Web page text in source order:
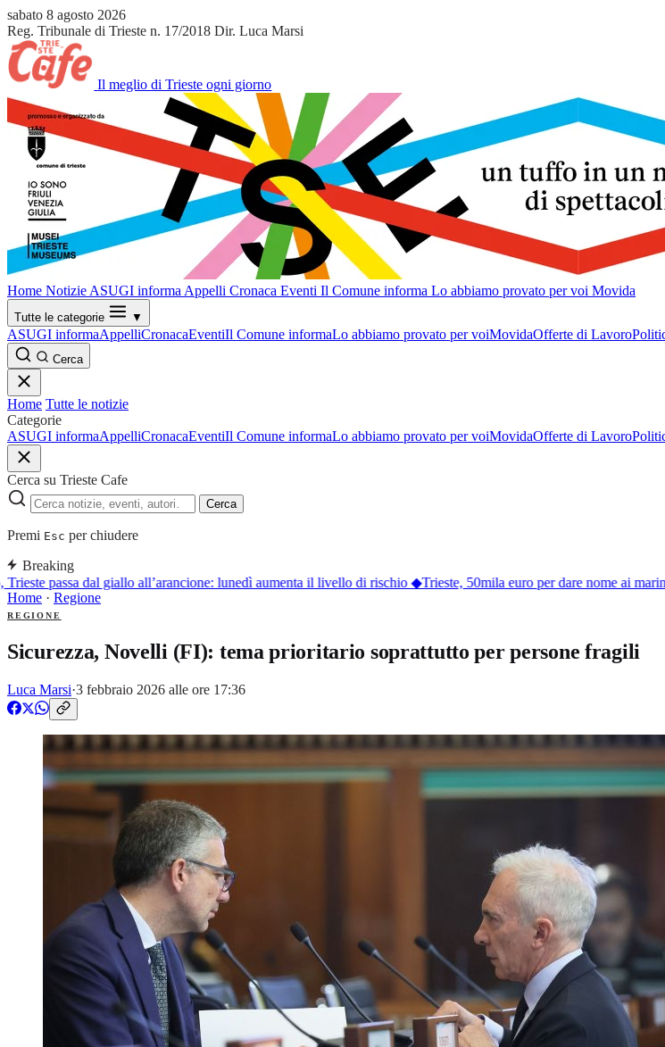
sabato 8 agosto 2026
Reg. Tribunale di Trieste n. 17/2018 Dir. Luca Marsi
Il meglio di Trieste ogni giorno
Home Notizie ASUGI informa Appelli Cronaca Eventi Il Comune informa Lo abbiamo provato per voi Movida
Tutte le categorie ▼
ASUGI informaAppelliCronacaEventiIl Comune informaLo abbiamo provato per voiMovidaOfferte di Lavoro
Cerca
Home Tutte le notizie
Categorie
ASUGI informaAppelliCronacaEventiIl Comune informaLo abbiamo provato per voiMovidaOfferte di Lavoro
Cerca su Trieste Cafe
Cerca
Premi Esc per chiudere
Breaking
passa dal giallo all’arancione: lunedì aumenta il livello di rischio◆Trieste, 50mila euro per dare nome ai
Home · Regione
REGIONE
Sicurezza, Novelli (FI): tema prioritario soprattutto per persone fragili
Luca Marsi·3 febbraio 2026 alle ore 17:36